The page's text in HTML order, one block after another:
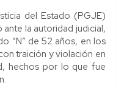
del Estado (PGJE)
la autoridad judicial,
“N” de 52 años, en los
traición y violación en
hechos por lo que fue